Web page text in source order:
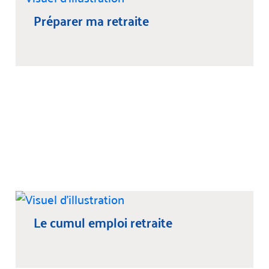
Préparer ma retraite
Le cumul emploi retraite